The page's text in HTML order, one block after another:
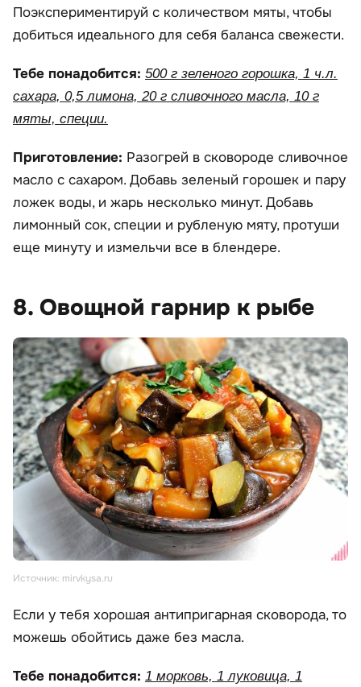
Поэкспериментируй с количеством мяты, чтобы
добиться идеального для себя баланса свежести.
Тебе понадобится: 500 г зеленого горошка, 1 ч.л.
сахара, 0,5 лимона, 20 г сливочного масла, 10 г
мяты, специи.
Приготовление: Разогрей в сковороде сливочное
масло с сахаром. Добавь зеленый горошек и пару
ложек воды, и жарь несколько минут. Добавь
лимонный сок, специи и рубленую мяту, протуши
еще минуту и измельчи все в блендере.
8. Овощной гарнир к рыбе
Источник: mirvkysa.ru
Если у тебя хорошая антипригарная сковорода, то
можешь обойтись даже без масла.
Тебе понадобится: 1 морковь, 1 луковица, 1